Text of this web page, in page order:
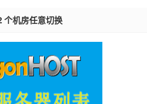
个机房任意切换